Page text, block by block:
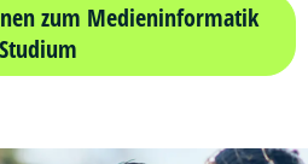
zum Medieninformatik
Studium